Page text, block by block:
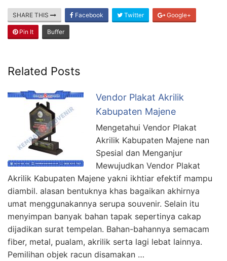
SHARE THIS Facebook Twitter Google+
Pin It Buffer
Related Posts
Vendor Plakat Akrilik
Kabupaten Majene
Mengetahui Vendor Plakat
Akrilik Kabupaten Majene nan
Spesial dan Menganjur
Mewujudkan Vendor Plakat
Akrilik Kabupaten Majene yakni ikhtiar efektif mampu
diambil. alasan bentuknya khas bagaikan akhirnya
umat menggunakannya serupa souvenir. Selain itu
menyimpan banyak bahan tapak sepertinya cakap
dijadikan surat tempelan. Bahan-bahannya semacam
fiber, metal, pualam, akrilik serta lagi lebat lainnya.
Pemilihan objek racun disamakan …